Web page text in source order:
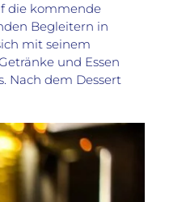
die kommende
Begleitern in
mit seinem
und Essen
Nach dem Dessert
Speck & Koriander